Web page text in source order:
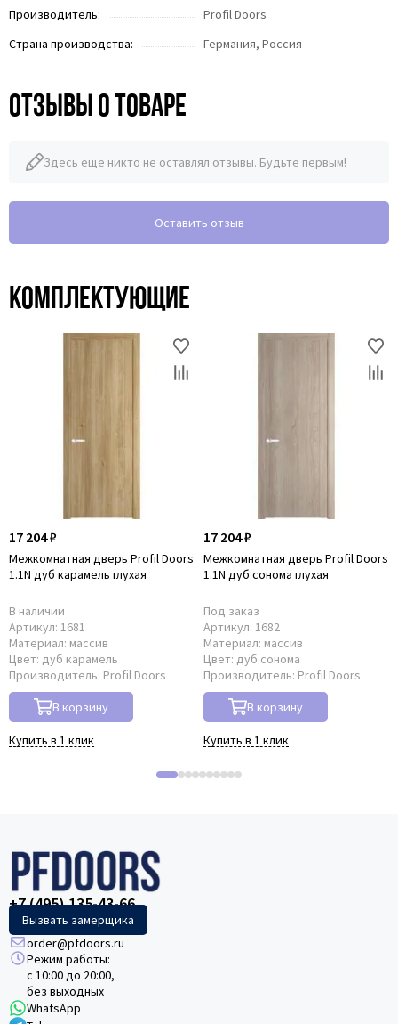
Производитель:
Profil Doors
Страна производства:
Германия, Россия
Отзывы о товаре
Здесь еще никто не оставлял отзывы. Будьте первым!
Оставить отзыв
Комплектующие
17 204 ₽
Межкомнатная дверь Profil Doors
1.1N дуб карамель глухая
В наличии
Артикул: 1681
Материал: массив
Цвет: дуб карамель
Производитель: Profil Doors
В корзину
Купить в 1 клик
17 204 ₽
Межкомнатная дверь Profil Doors
1.1N дуб сонома глухая
Под заказ
Артикул: 1682
Материал: массив
Цвет: дуб сонома
Производитель: Profil Doors
В корзину
Купить в 1 клик
+7 (495) 135-43-66
Вызвать замерщика
order@pfdoors.ru
Режим работы:
с 10:00 до 20:00,
без выходных
WhatsApp